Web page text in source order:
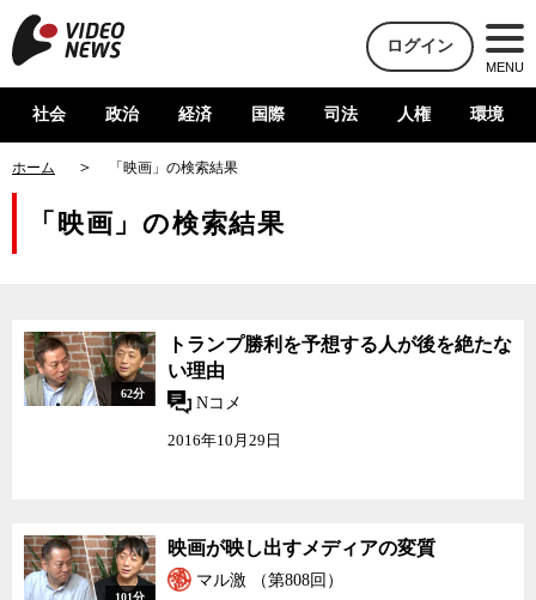
ログイン
MENU
社会 政治 経済 国際 司法 人権 環境
ホーム 「映画」の検索結果
「映画」の検索結果
62分
トランプ勝利を予想する人が後を絶たな
い理由
Nコメ
2016年10月29日
101分
映画が映し出すメディアの変質
マル激 （第808回）